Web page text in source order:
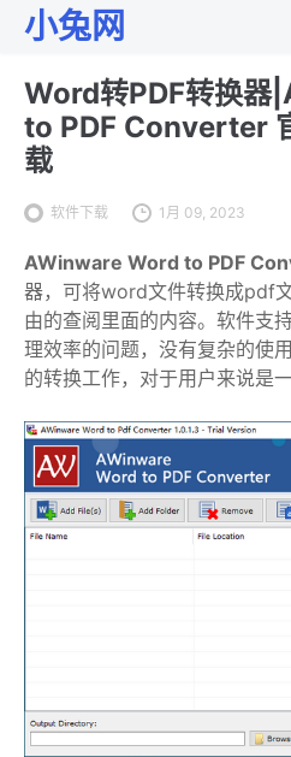
小兔网
Word转PDF转换
to PDF Converter
载
软件下载 1月 09, 2023
AWinware Word to PDF
器，可将word文件转换成pdf
由的查阅里面的内容。软件支
理效率的问题，没有复杂的使
的转换工作，对于用户来说是